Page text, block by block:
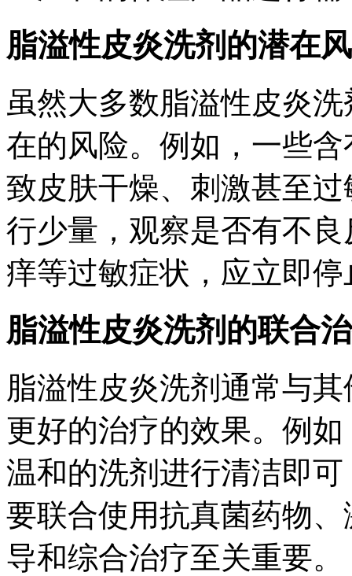
脂溢性皮炎洗剂的潜在
虽然大多数脂溢性皮炎
在的风险。例如，一些
致皮肤干燥、刺激甚至
行少量，观察是否有不
痒等过敏症状，应立即
脂溢性皮炎洗剂的联合
脂溢性皮炎洗剂通常与
更好的治疗的效果。例
温和的洗剂进行清洁即
要联合使用抗真菌药物
导和综合治疗至关重要。